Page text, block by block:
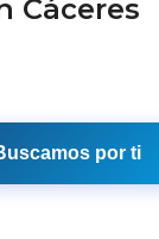
Cáceres
por ti